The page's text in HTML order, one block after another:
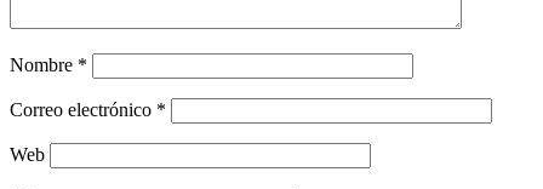
Nombre *
Correo electrónico *
Web